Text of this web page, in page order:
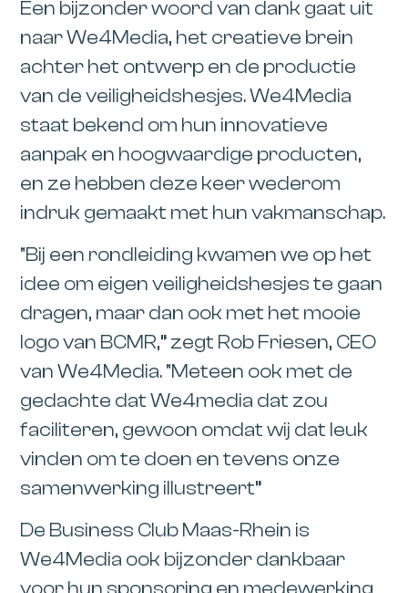
Een bijzonder woord van dank gaat uit
naar We4Media, het creatieve brein
achter het ontwerp en de productie
van de veiligheidshesjes. We4Media
staat bekend om hun innovatieve
aanpak en hoogwaardige producten,
en ze hebben deze keer wederom
indruk gemaakt met hun vakmanschap.
“Bij een rondleiding kwamen we op het
idee om eigen veiligheidshesjes te gaan
dragen, maar dan ook met het mooie
logo van BCMR,” zegt Rob Friesen, CEO
van We4Media. “Meteen ook met de
gedachte dat We4media dat zou
faciliteren, gewoon omdat wij dat leuk
vinden om te doen en tevens onze
samenwerking illustreert”
De Business Club Maas-Rhein is
We4Media ook bijzonder dankbaar